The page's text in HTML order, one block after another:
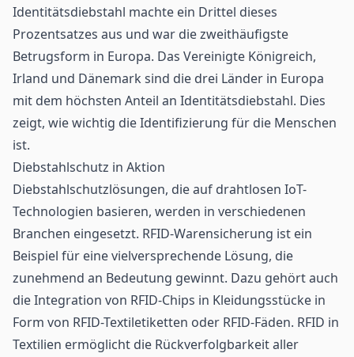
Identitätsdiebstahl machte ein Drittel dieses
Prozentsatzes aus und war die zweithäufigste
Betrugsform in Europa. Das Vereinigte Königreich,
Irland und Dänemark sind die drei Länder in Europa
mit dem höchsten Anteil an Identitätsdiebstahl. Dies
zeigt, wie wichtig die Identifizierung für die Menschen
ist.
Diebstahlschutz in Aktion
Diebstahlschutzlösungen, die auf drahtlosen IoT-
Technologien basieren, werden in verschiedenen
Branchen eingesetzt. RFID-Warensicherung ist ein
Beispiel für eine vielversprechende Lösung, die
zunehmend an Bedeutung gewinnt. Dazu gehört auch
die Integration von RFID-Chips in Kleidungsstücke in
Form von RFID-Textiletiketten oder RFID-Fäden. RFID in
Textilien ermöglicht die Rückverfolgbarkeit aller